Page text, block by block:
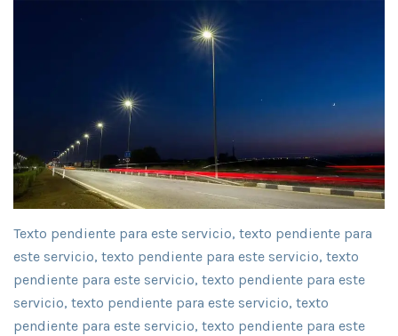
Texto pendiente para este servicio, texto pendiente para
este servicio, texto pendiente para este servicio, texto
pendiente para este servicio, texto pendiente para este
servicio, texto pendiente para este servicio, texto
pendiente para este servicio, texto pendiente para este